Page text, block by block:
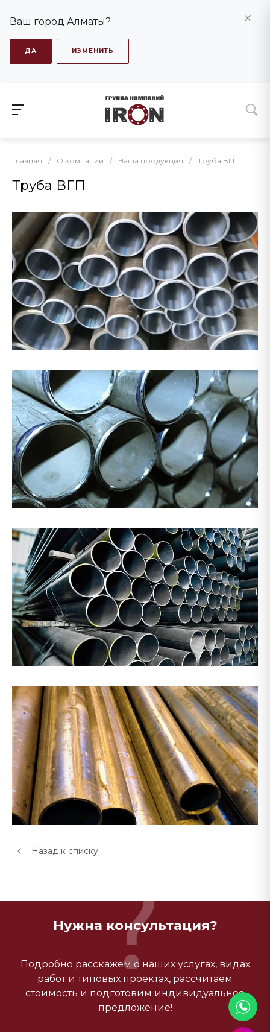
Ваш город Алматы?
ДА ИЗМЕНИТЬ
Главная / О компании / Наша продукция / Труба ВГП
Труба ВГП
Назад к списку
Нужна консультация?
Подробно расскажем о наших услугах, видах
работ и типовых проектах, рассчитаем
стоимость и подготовим индивидуальное
предложение!